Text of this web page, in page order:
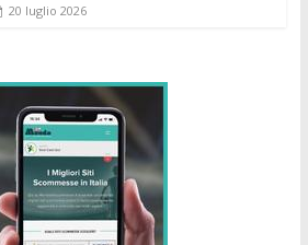
20 luglio 2026